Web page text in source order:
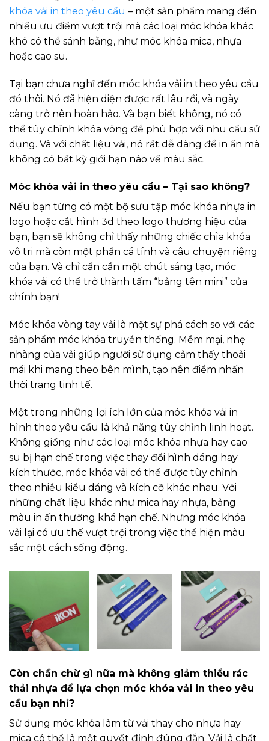
khóa vải in theo yêu cầu – một sản phẩm mang đến
nhiều ưu điểm vượt trội mà các loại móc khóa khác
khó có thể sánh bằng, như móc khóa mica, nhựa
hoặc cao su.
Tại bạn chưa nghĩ đến móc khóa vải in theo yêu cầu
đó thôi. Nó đã hiện diện được rất lâu rồi, và ngày
càng trở nên hoàn hảo. Và bạn biết không, nó có
thể tùy chỉnh khóa vòng để phù hợp với nhu cầu sử
dụng. Và với chất liệu vải, nó rất dễ dàng để in ấn mà
không có bất kỳ giới hạn nào về màu sắc.
Móc khóa vải in theo yêu cầu – Tại sao không?
Nếu bạn từng có một bộ sưu tập móc khóa nhựa in
logo hoặc cắt hình 3d theo logo thương hiệu của
bạn, bạn sẽ không chỉ thấy những chiếc chìa khóa
vô tri mà còn một phần cá tính và câu chuyện riêng
của bạn. Và chỉ cần cần một chút sáng tạo, móc
khóa vải có thể trở thành tấm “bảng tên mini” của
chính bạn!
Móc khóa vòng tay vải là một sự phá cách so với các
sản phẩm móc khóa truyền thống. Mềm mại, nhẹ
nhàng của vải giúp người sử dụng cảm thấy thoải
mái khi mang theo bên mình, tạo nên điểm nhấn
thời trang tinh tế.
Một trong những lợi ích lớn của móc khóa vải in
hình theo yêu cầu là khả năng tùy chỉnh linh hoạt.
Không giống như các loại móc khóa nhựa hay cao
su bị hạn chế trong việc thay đổi hình dáng hay
kích thước, móc khóa vải có thể được tùy chỉnh
theo nhiều kiểu dáng và kích cỡ khác nhau. Với
những chất liệu khác như mica hay nhựa, bảng
màu in ấn thường khá hạn chế. Nhưng móc khóa
vải lại có ưu thế vượt trội trong việc thể hiện màu
sắc một cách sống động.
Còn chần chừ gì nữa mà không giảm thiểu rác
thải nhựa để lựa chọn móc khóa vải in theo yêu
cầu bạn nhỉ?
Sử dụng móc khóa làm từ vải thay cho nhựa hay
mica có thể là một quyết định đúng đắn. Vải là chất